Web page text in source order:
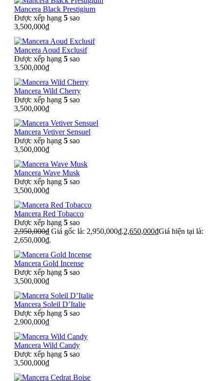
Mancera Black Prestigium
Được xếp hạng 5 sao
3,500,000₫
Mancera Aoud Exclusif
Được xếp hạng 5 sao
3,500,000₫
Mancera Wild Cherry
Được xếp hạng 5 sao
3,500,000₫
Mancera Vetiver Sensuel
Được xếp hạng 5 sao
3,500,000₫
Mancera Wave Musk
Được xếp hạng 5 sao
3,500,000₫
Mancera Red Tobacco
Được xếp hạng 5 sao
2,950,000₫ Giá gốc là: 2,950,000₫.2,650,000₫Giá hiện tại là:
2,650,000₫.
Mancera Gold Incense
Được xếp hạng 5 sao
3,500,000₫
Mancera Soleil D’Italie
Được xếp hạng 5 sao
2,900,000₫
Mancera Wild Candy
Được xếp hạng 5 sao
3,500,000₫